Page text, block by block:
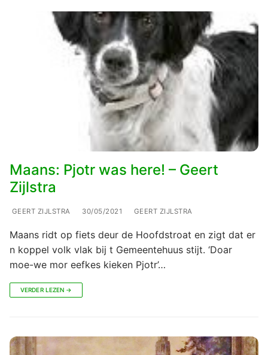
Maans: Pjotr was here! – Geert
Zijlstra
GEERT ZIJLSTRA 30/05/2021 GEERT ZIJLSTRA
Maans ridt op fiets deur de Hoofdstroat en zigt dat er
n koppel volk vlak bij t Gemeentehuus stijt. ‘Doar
moe-we mor eefkes kieken Pjotr’…
VERDER LEZEN →